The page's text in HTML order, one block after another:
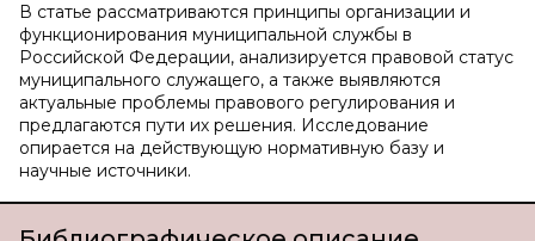
В статье рассматриваются принципы организации и
функционирования муниципальной службы в
Российской Федерации, анализируется правовой статус
муниципального служащего, а также выявляются
актуальные проблемы правового регулирования и
предлагаются пути их решения. Исследование
опирается на действующую нормативную базу и
научные источники.